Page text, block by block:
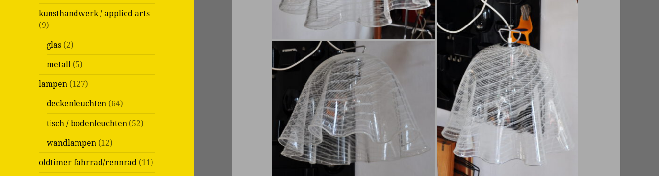
kunsthandwerk / applied arts
(9)
glas (2)
metall (5)
lampen (127)
deckenleuchten (64)
tisch / bodenleuchten (52)
wandlampen (12)
oldtimer fahrrad/rennrad (11)